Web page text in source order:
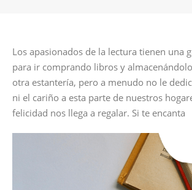
Los apasionados de la lectura tienen una
para ir comprando libros y
otra estantería, pero a menudo no le
ni el cariño a esta parte de nuestros
felicidad nos llega a regalar. Si te encanta